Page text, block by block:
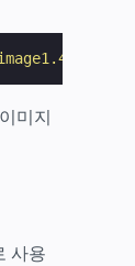
미지
사용